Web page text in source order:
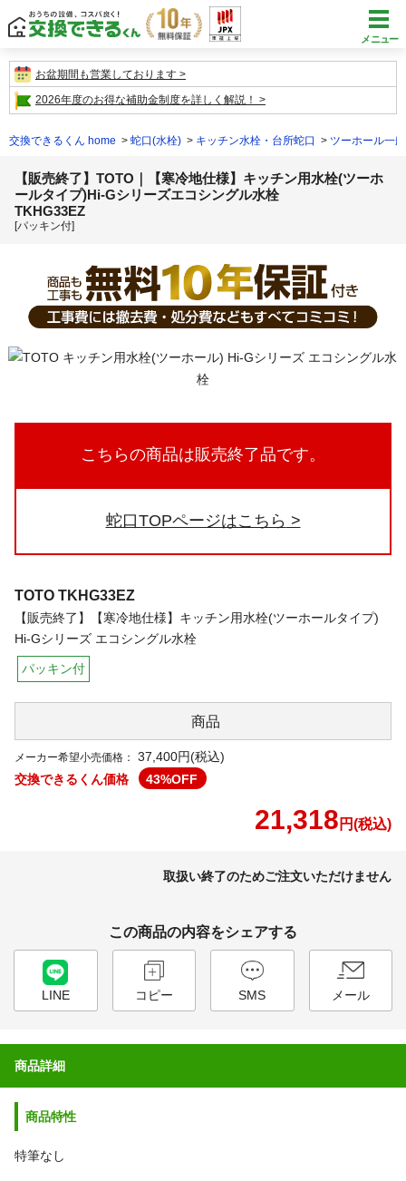
メニュー
お盆期間も営業しております
2026年度のお得な補助金制度を詳しく解説！
交換できるくん home 蛇口(水栓) キッチン水栓・台所蛇口 ツーホール一
【販売終了】TOTO｜【寒冷地仕様】キッチン用水栓(ツーホ
ールタイプ)Hi-Gシリーズエコシングル水栓
TKHG33EZ
[パッキン付]
こちらの商品は販売終了品です。
蛇口TOPページはこちら
TOTO TKHG33EZ
【販売終了】【寒冷地仕様】キッチン用水栓(ツーホールタイプ)
Hi-Gシリーズ エコシングル水栓
パッキン付
商品
メーカー希望小売価格：
37,400円(税込)
交換できるくん価格
43%OFF
21,318 円(税込)
取扱い終了のためご注文いただけません
この商品の内容をシェアする
LINE コピー SMS メール
商品詳細
商品特性
特筆なし